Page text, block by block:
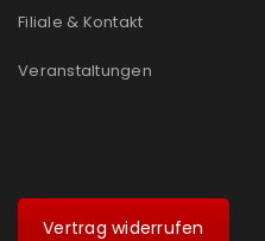
Filiale & Kontakt
Veranstaltungen
Vertrag widerrufen